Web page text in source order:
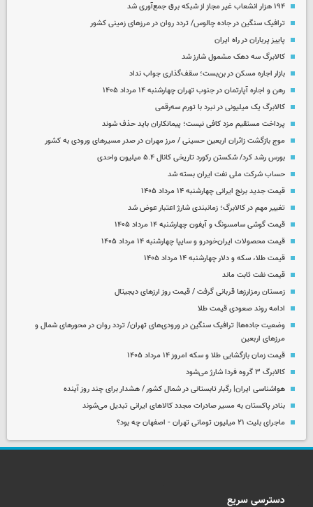
۱۹۴ هزار انشعاب غیر مجاز از شبکه برق جمع‌آوری شد
ترافیک سنگین در جاده چالوس/ تردد روان در مرزهای زمینی کشور
پاییز پرباران در راه ایران
کالابرگ سه دهک مشمول شارز شد
بازار اجاره مسکن در بن‌بست؛ سقف‌گذاری جواب نداد
رهن و اجاره آپارتمان در جنوب تهران چهارشنبه ۱۴ مرداد ۱۴۰۵
کالابرگ یک میلیونی در نبرد با تورم سه‌رقمی
پرداخت مستقیم مزد کافی نیست؛ پیمانکاران باید حذف شوند
موج بازگشت زائران اربعین حسینی / مرز مهران در صدر مسیرهای ورودی به کشور
بورس رشد کرد/ شکستن رکورد تاریخی کانال ۵.۴ میلیون واحدی
حساب‌ شرکت ملی نفت ایران بسته شد
قیمت جدید برنج ایرانی چهارشنبه ۱۴ مرداد ۱۴۰۵
تغییر مهم در کالابرگ؛ زمانبندی‌ شارژ اعتبار عوض شد
قیمت گوشی سامسونگ و آیفون چهارشنبه ۱۴ مرداد ۱۴۰۵
قیمت محصولات ایران‌خودرو و سایپا چهارشنبه ۱۴ مرداد ۱۴۰۵
قیمت طلا، سکه و دلار چهارشنبه ۱۴ مرداد ۱۴۰۵
قیمت نفت ثابت ماند
زمستان رمزارزها قربانی گرفت / قیمت روز ارزهای دیجیتال
ادامه روند صعودی قیمت طلا
وضعیت جاده‌ها| ترافیک سنگین در ورودی‌های تهران/ تردد روان در محورهای شمال و
مرزهای اربعین
قیمت زمان بازگشایی طلا و سکه امروز ۱۴ مرداد ۱۴۰۵
کالابرگ ۳ گروه فردا شارژ می‌شود
هواشناسی ایران| رگبار تابستانی در شمال کشور / هشدار برای چند روز آینده
بنادر پاکستان به مسیر صادرات مجدد کالاهای ایرانی تبدیل می‌شوند
ماجرای بلیت ۲۱ میلیون تومانی تهران - اصفهان چه بود؟
دسترسی سریع